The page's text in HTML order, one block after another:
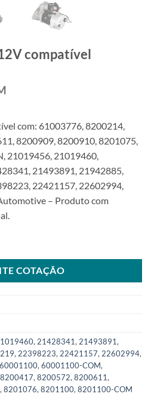
compatível
com: 61003776, 8200214,
8200909, 8200910, 8201075,
21019456, 21019460,
21493891, 21942885,
22421157, 22602994,
– Produto com
COTAÇÃO
, 21428341, 21493891,
, 22398223, 22421157, 22602994,
60001100, 60001100-COM,
8200417, 8200572, 8200611,
, 8201076, 8201100, 8201100-COM